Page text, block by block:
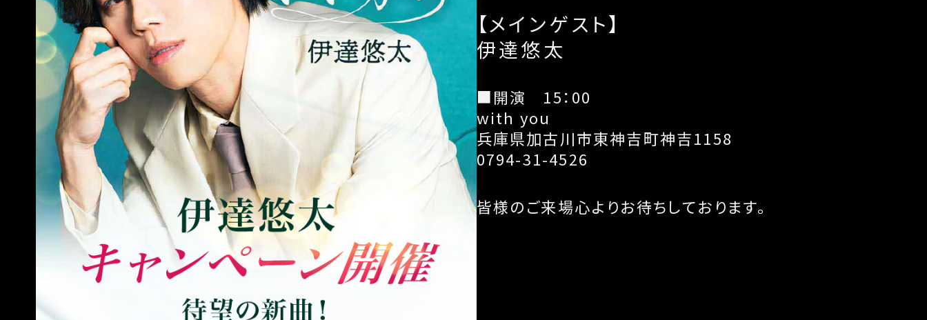
【メインゲスト】
伊達悠太
■開演 15：00
with you
兵庫県加古川市東神吉町神吉1158
0794-31-4526
皆様のご来場心よりお待ちしております。